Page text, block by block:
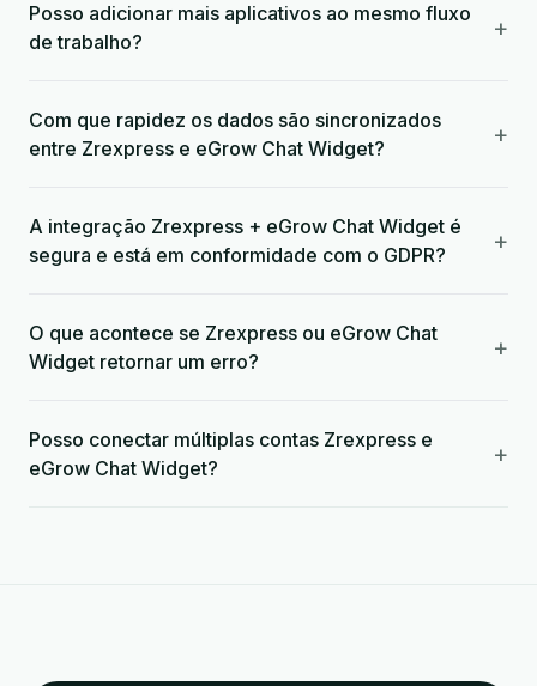
Posso adicionar mais aplicativos ao mesmo fluxo
de trabalho?
+
Com que rapidez os dados são sincronizados
entre Zrexpress e eGrow Chat Widget?
+
A integração Zrexpress + eGrow Chat Widget é
segura e está em conformidade com o GDPR?
+
O que acontece se Zrexpress ou eGrow Chat
Widget retornar um erro?
+
Posso conectar múltiplas contas Zrexpress e
eGrow Chat Widget?
+